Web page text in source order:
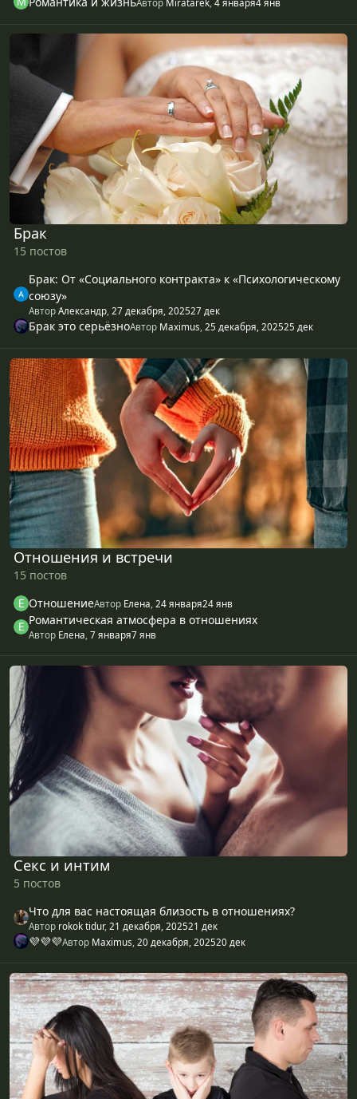
Автор Miratarek ,4 января4 янв
Брак
Брак
15 постов
Брак: От «Социального контракта» к «Психологическому
союзу»
АвторАлександр,27 декабря, 202527 дек
Брак это серьёзноАвтор Maximus,25 декабря, 202525 дек
Отношения и встречи
Отношения и встречи
15 постов
ОтношениеАвтор Елена,24 января24 янв
Романтическая атмосфера в отношениях
Автор Елена,7 января7 янв
Секс и интим
Секс и интим
5 постов
Что для вас настоящая близость в отношениях?
Автор rokok tidur, 21 декабря, 202521 дек
💜💜💜Автор Maximus 20 декабря, 202520 дек
Семейные конфликты